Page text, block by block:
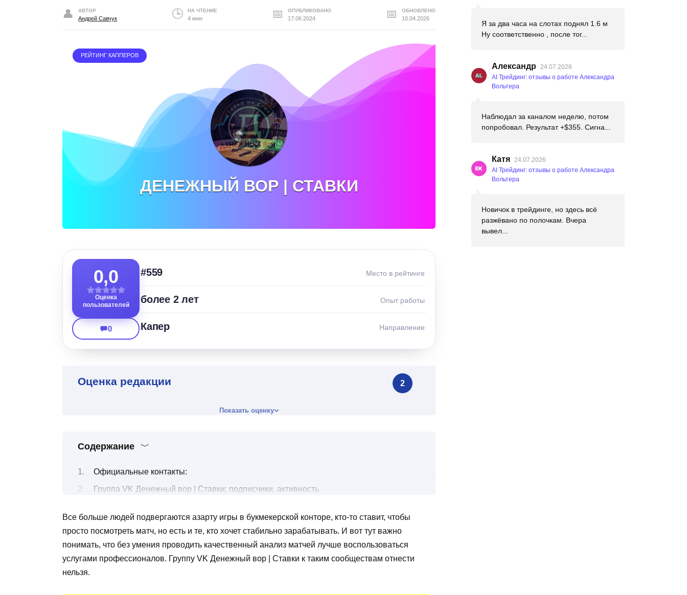
АВТОР
Андрей Савчук
НА ЧТЕНИЕ
4 мин
ОПУБЛИКОВАНО
17.06.2024
ОБНОВЛЕНО
10.04.2026
ДЕНЕЖНЫЙ ВОР | СТАВКИ
РЕЙТИНГ КАППЕРОВ
0,0
Оценка
пользователей
0
#559 Место в рейтинге
более 2 лет Опыт работы
Капер Направление
Оценка редакции 2
Показать оценку
Содержание
Официальные контакты:
Группа VK Денежный вор | Ставки: подписчики, активность
Конкурсы с денежными призами
Платные подписки на футбольные прогнозы
Канал Telegram Денежный вор | Ставки: статистика и отзывы
Все больше людей подвергаются азарту игры в букмекерской конторе, кто-то ставит, чтобы
просто посмотреть матч, но есть и те, кто хочет стабильно зарабатывать. И вот тут важно
понимать, что без умения проводить качественный анализ матчей лучше воспользоваться
услугами профессионалов. Группу VK Денежный вор | Ставки к таким сообществам отнести
нельзя.
Я за два часа на слотах поднял 1.6 м
Ну соответственно , после тог...
Александр
24.07.2026
AI Трейдинг: отзывы о работе Александра
Вольтера
Наблюдал за каналом неделю, потом
попробовал. Результат +$355. Сигна...
Катя 24.07.2026
AI Трейдинг: отзывы о работе Александра
Вольтера
Новичок в трейдинге, но здесь всё
разжёвано по полочкам. Вчера
вывел...